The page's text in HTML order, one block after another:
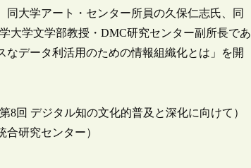
大学アート・センター所員の久保仁志氏、同
大学文学部教授・DMC研究センター副所長であ
データ利活用のための情報組織化とは」を開
回 デジタル知の文化的普及と深化に向けて）
研究センター）